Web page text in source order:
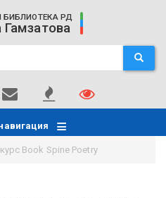
РД
ПОИСК
Book Spine Poetry